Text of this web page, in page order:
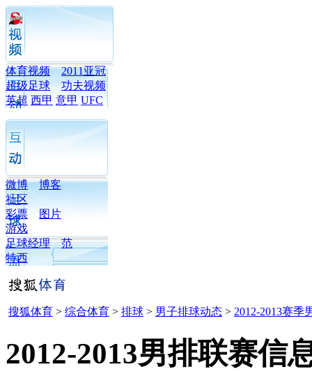
体育视频
2011亚冠
超级足球
功夫视频
英超 西甲 意甲 UFC
微博
博客
社区
彩票
图片
游戏
足球经理
范
特西
搜狐体育 > 综合体育 > 排球 > 男子排球动态 > 2012-2013赛季
2012-2013男排联赛信